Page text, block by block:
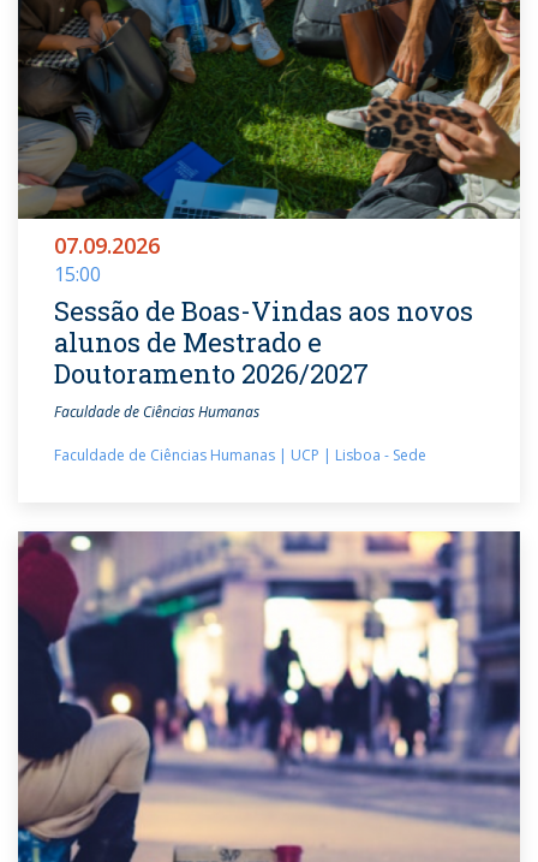
07.09.2026
15:00
Sessão de Boas-Vindas aos novos
alunos de Mestrado e
Doutoramento 2026/2027
Faculdade de Ciências Humanas
Faculdade de Ciências Humanas | UCP | Lisboa - Sede